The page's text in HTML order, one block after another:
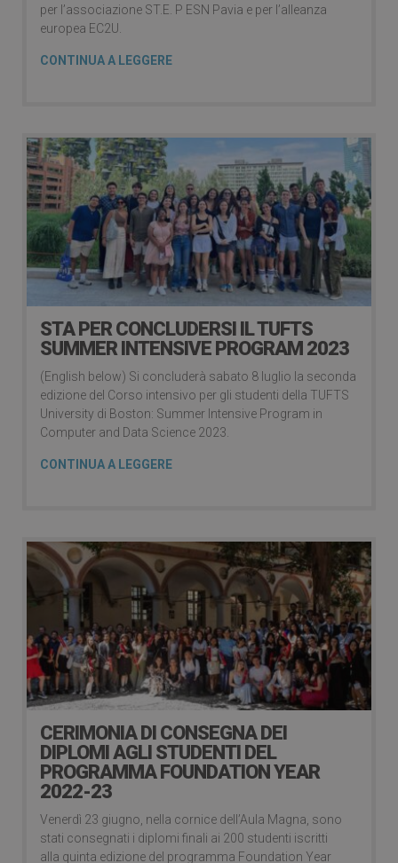
per l’associazione ST.E. P ESN Pavia e per l’alleanza
europea EC2U.
CONTINUA A LEGGERE
STA PER CONCLUDERSI IL TUFTS
SUMMER INTENSIVE PROGRAM 2023
(English below) Si concluderà sabato 8 luglio la seconda
edizione del Corso intensivo per gli studenti della TUFTS
University di Boston: Summer Intensive Program in
Computer and Data Science 2023.
CONTINUA A LEGGERE
CERIMONIA DI CONSEGNA DEI
DIPLOMI AGLI STUDENTI DEL
PROGRAMMA FOUNDATION YEAR
2022-23
Venerdì 23 giugno, nella cornice dell’Aula Magna, sono
stati consegnati i diplomi finali ai 200 studenti iscritti
alla quinta edizione del programma Foundation Year